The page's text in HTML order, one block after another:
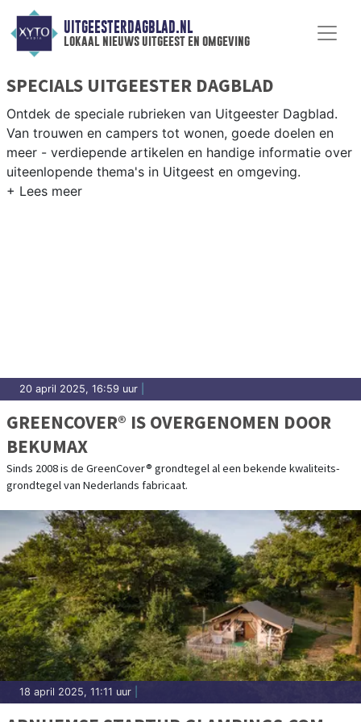
UITGEESTERDAGBLAD.NL
lokaal nieuws uitgeest en omgeving
SPECIALS UITGEESTER DAGBLAD
Ontdek de speciale rubrieken van Uitgeester Dagblad.
Van trouwen en campers tot wonen, goede doelen en
meer - verdiepende artikelen en handige informatie over
uiteenlopende thema's in Uitgeest en omgeving.
20 april 2025, 16:59 uur
GREENCOVER® IS OVERGENOMEN DOOR
BEKUMAX
Sinds 2008 is de GreenCover® grondtegel al een bekende kwaliteits-
grondtegel van Nederlands fabricaat.
18 april 2025, 11:11 uur